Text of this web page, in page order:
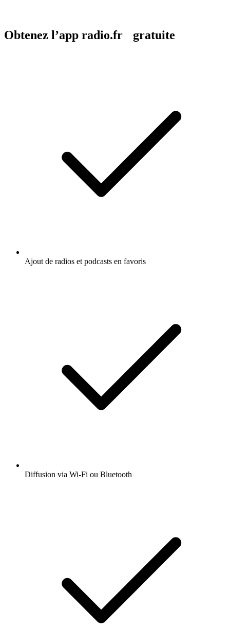
Obtenez l’app radio.fr gratuite
Ajout de radios et podcasts en favoris
Diffusion via Wi-Fi ou Bluetooth